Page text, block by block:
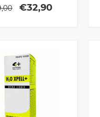
€32,90